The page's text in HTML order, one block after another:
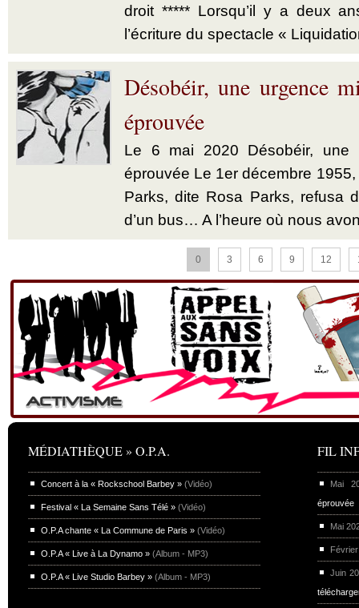
droit ***** Lorsqu’il y a deux
l’écriture du spectacle «
Désobéir, une urgence
éprouvée
Le 6 mai 2020 Désobéir, une
éprouvée Le 1er décembre
Parks, dite Rosa Parks, refusa
d’un bus… A l’heure où nous
0 3 6 9 12
MÉDIATHÈQUE » O.P.A.
Concert à la « Rockschool Barbey » (Vidéo)
Festival « La Semaine Sans Télé » (Vidéo)
O.P.A chante « La Commune de Paris » (Vidéo)
O.P.A « Live à La Dynamo » (Album - MP3)
O.P.A « Live Studio Barbey » (Album - MP3)
FIL
Mai
éprouvée
Mai
Juin